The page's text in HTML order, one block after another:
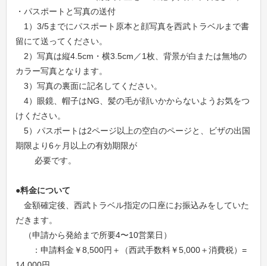
・パスポートと写真の送付
1）3/5までにパスポート原本と顔写真を西武トラベルまで書
留にて送ってください。
2）写真は縦4.5cm・横3.5cm／1枚、背景が白または無地の
カラー写真となります。
3）写真の裏面に記名してください。
4）眼鏡、帽子はNG、髪の毛が顔いかからないようお気をつ
けください。
5）パスポートは2ページ以上の空白のページと、ビザの出国
期限より6ヶ月以上の有効期限が
必要です。
●料金について
金額確定後、西武トラベル指定の口座にお振込みをしていた
だきます。
（申請から発給まで所要4〜10営業日）
：申請料金￥8,500円＋（西武手数料￥5,000＋消費税）=